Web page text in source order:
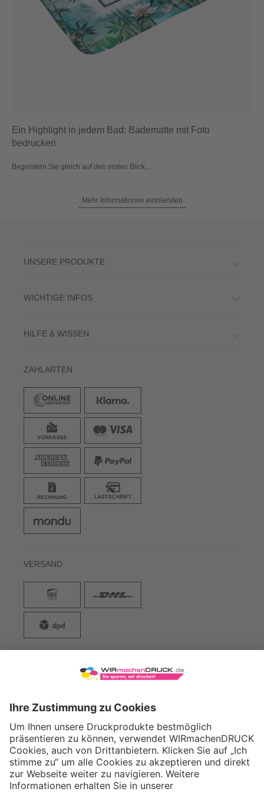
Ein Highlight in jedem Bad: Badematte mit Foto
bedrucken
Begeistern Sie gleich auf den ersten Blick,...
Mehr Informationen einblenden
UNSERE PRODUKTE
WICHTIGE INFOS
HILFE & WISSEN
ZAHLARTEN
VERSAND
WIRmachenDRUCK GmbH
71522 Backnang
Tel.: +49 (0) 711 995 982 - 20
Fax: +49 (0) 711 995 982 - 21
SOCIAL MEDIA